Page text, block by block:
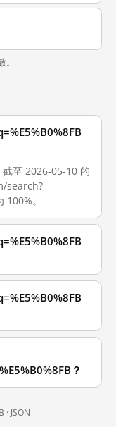
至 2026-05-10 的
search?
。
？
· JSON